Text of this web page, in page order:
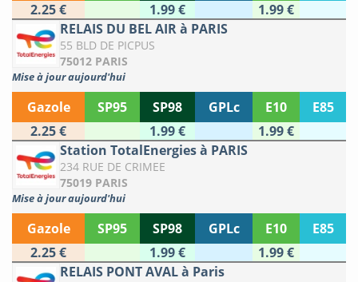
2.25 €
1.99 €
1.99 €
RELAIS DU BEL AIR à PARIS
55 BLD DE PICPUS
75012 PARIS
Mise à jour aujourd'hui
Gazole SP95 SP98 GPLc E10
E85
2.25 €
1.99 €
1.99 €
Station TotalEnergies à PARIS
234 RUE DE CRIMEE
75019 PARIS
Mise à jour aujourd'hui
Gazole SP95 SP98 GPLc E10
E85
2.25 €
1.99 €
1.99 €
RELAIS PONT AVAL à Paris